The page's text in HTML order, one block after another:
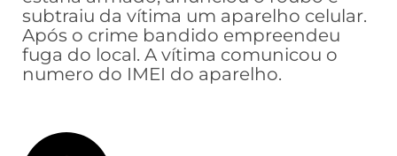
subtraiu da vítima um aparelho celular.
Após o crime bandido empreendeu
fuga do local. A vítima comunicou o
numero do IMEI do aparelho.